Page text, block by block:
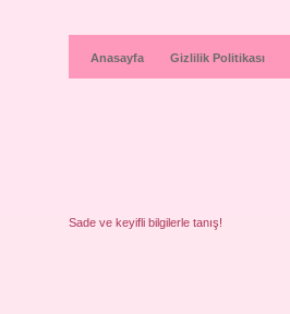
Anasayfa Gizlilik Politikası
Sade ve keyifli bilgilerle tanış!